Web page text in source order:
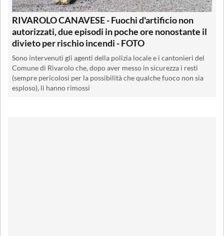
RIVAROLO CANAVESE - Fuochi d'artificio non
autorizzati, due episodi in poche ore nonostante il
divieto per rischio incendi - FOTO
Sono intervenuti gli agenti della polizia locale e i cantonieri del
Comune di Rivarolo che, dopo aver messo in sicurezza i resti
(sempre pericolosi per la possibilità che qualche fuoco non sia
esploso), li hanno rimossi